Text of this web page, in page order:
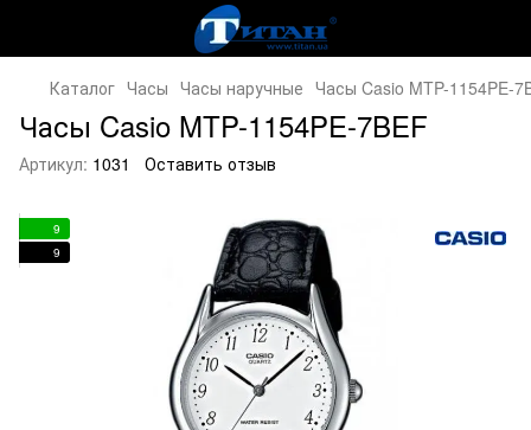
Каталог Часы Часы наручные Часы Casio MTP-1154PE-
Часы Casio MTP-1154PE-7BEF
Артикул: 1031 Оставить отзыв
9
9